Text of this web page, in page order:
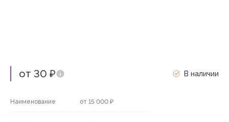
от 30 ₽ В наличии
Наименование от 15 000 ₽